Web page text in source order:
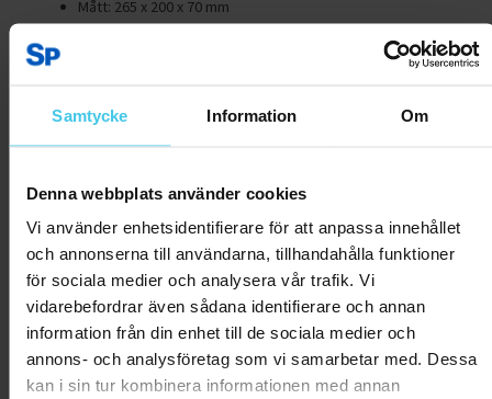
Samtycke Information Om
Denna webbplats använder cookies
Vi använder enhetsidentifierare för att anpassa innehållet
och annonserna till användarna, tillhandahålla funktioner
för sociala medier och analysera vår trafik. Vi
vidarebefordrar även sådana identifierare och annan
information från din enhet till de sociala medier och
annons- och analysföretag som vi samarbetar med. Dessa
kan i sin tur kombinera informationen med annan
Mått: 265 x 200 x 70 mm
Garanti: 2 år
Skriv en recension
Kundrecensioner
Inga recensioner ännu.